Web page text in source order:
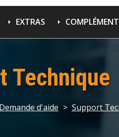
EXTRAS
Technique
Demande d'aide > Support